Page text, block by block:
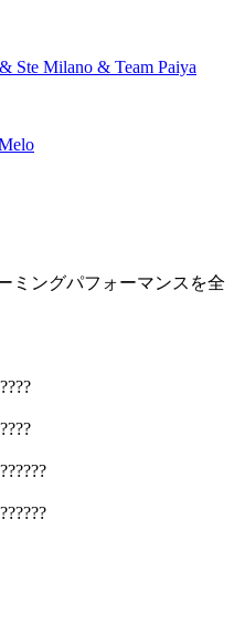
Ste Milano & Team Paiya
ミングパフォーマンスを全